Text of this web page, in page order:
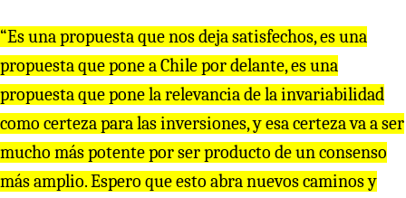
“Es una propuesta que nos deja satisfechos, es una
propuesta que pone a Chile por delante, es una
propuesta que pone la relevancia de la invariabilidad
como certeza para las inversiones, y esa certeza va a ser
mucho más potente por ser producto de un consenso
más amplio. Espero que esto abra nuevos caminos y